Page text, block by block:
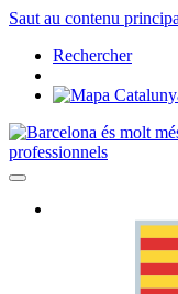
Saut au contenu
Rechercher
professionnels